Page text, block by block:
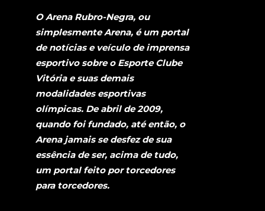
O Arena Rubro-Negra, ou
simplesmente Arena, é um portal
de notícias e veículo de imprensa
esportivo sobre o Esporte Clube
Vitória e suas demais
modalidades esportivas
olímpicas. De abril de 2009,
quando foi fundado, até então, o
Arena jamais se desfez de sua
essência de ser, acima de tudo,
um portal feito por torcedores
para torcedores.